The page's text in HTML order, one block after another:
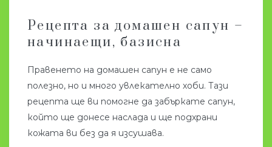
Рецепта за домашен сапун –
начинаещи, базисна
Правенето на домашен сапун е не само
полезно, но и много увлекателно хоби. Тази
рецепта ще ви помогне да забъркате сапун,
който ще донесе наслада и ще подхрани
кожата ви без да я изсушава.